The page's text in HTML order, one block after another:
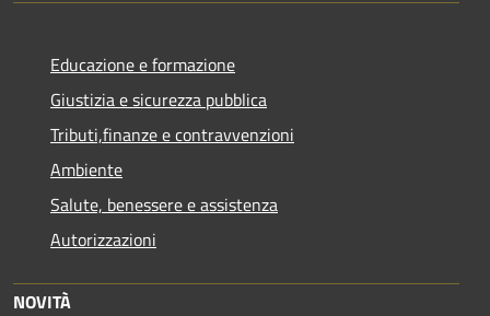
Educazione e formazione
Giustizia e sicurezza pubblica
Tributi,finanze e contravvenzioni
Ambiente
Salute, benessere e assistenza
Autorizzazioni
NOVITÀ